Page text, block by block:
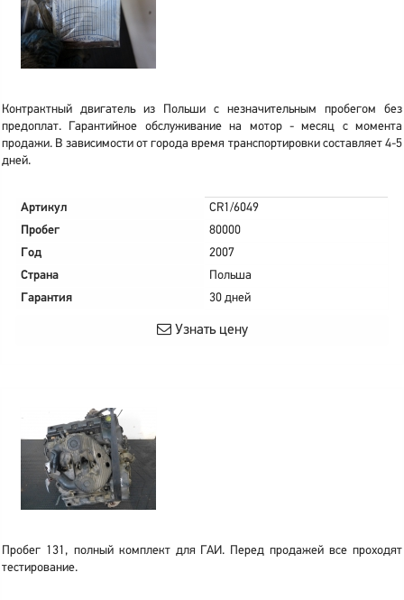
Контрактный двигатель из Польши с незначительным пробегом без
предоплат. Гарантийное обслуживание на мотор - месяц с момента
продажи. В зависимости от города время транспортировки составляет 4-5
дней.
Артикул
CR1/6049
Пробег
80000
Год
2007
Страна
Польша
Гарантия
30 дней
Узнать цену
Пробег 131, полный комплект для ГАИ. Перед продажей все проходят
тестирование.